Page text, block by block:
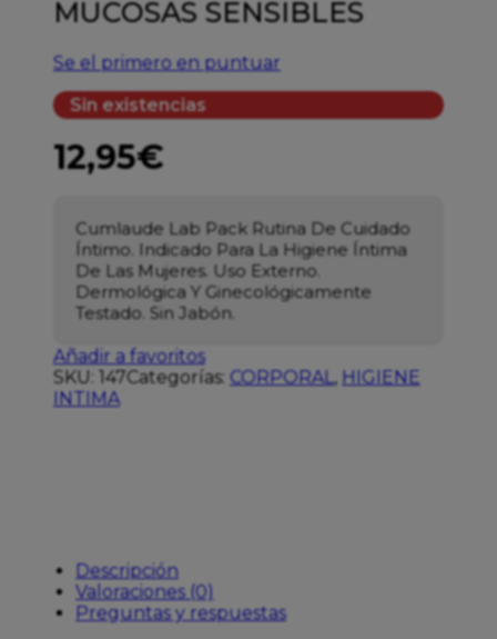
MUCOSAS SENSIBLES
Se el primero en puntuar
Sin existencias
12,95€
Cumlaude Lab Pack Rutina De Cuidado
Íntimo. Indicado Para La Higiene Íntima
De Las Mujeres. Uso Externo.
Dermológica Y Ginecológicamente
Testado. Sin Jabón.
Añadir a favoritos
SKU: 147Categorías: CORPORAL, HIGIENE
INTIMA
Descripción
Valoraciones (0)
Preguntas y respuestas